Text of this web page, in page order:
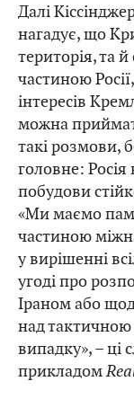
Далі
нагадує, що
територія, та
частиною
інтересів
можна
такі розмови,
головне: Росія
побудови
«Ми маємо
частиною
у вирішенні
угоді про
Іраном або
над
випадку», – ці
прикладом